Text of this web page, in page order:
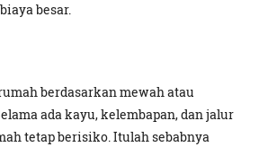
besar.
berdasarkan mewah atau
ada kayu, kelembapan, dan jalur
tetap berisiko. Itulah sebabnya